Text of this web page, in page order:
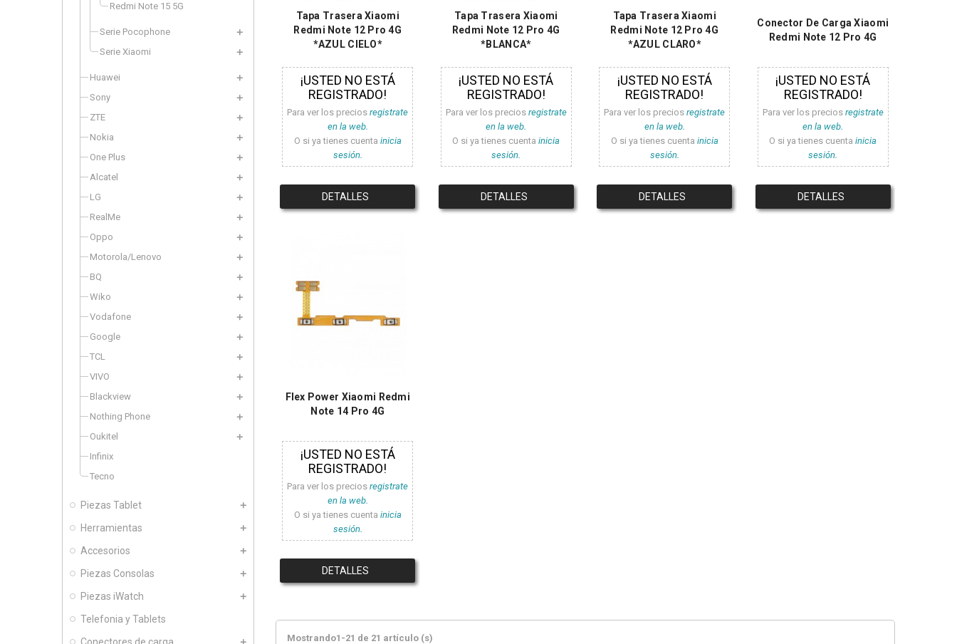
Redmi Note 15 5G
Serie Pocophone
Serie Xiaomi
Huawei
Sony
ZTE
Nokia
One Plus
Alcatel
LG
RealMe
Oppo
Motorola/Lenovo
BQ
Wiko
Vodafone
Google
TCL
VIVO
Blackview
Nothing Phone
Oukitel
Infinix
Tecno
Piezas Tablet
Herramientas
Accesorios
Piezas Consolas
Piezas iWatch
Telefonia y Tablets
Tapa Trasera Xiaomi
Redmi Note 12 Pro 4G
*AZUL CIELO*
¡USTED NO ESTÁ
REGISTRADO!
Para ver los preciosregistrate
en la web.
O si ya tienes cuenta inicia
sesión.
DETALLES
Tapa Trasera Xiaomi
Redmi Note 12 Pro 4G
*BLANCA*
¡USTED NO ESTÁ
REGISTRADO!
Para ver los precios registrate
en la web.
O si ya tienes cuentainicia
sesión.
DETALLES
Tapa Trasera Xiaomi
Redmi Note 12 Pro 4G
*AZUL CLARO*
¡USTED NO ESTÁ
REGISTRADO!
Para ver los preciosregistrate
en la web.
O si ya tienes cuenta inicia
sesión.
DETALLES
Conector De Carga Xiaomi
Redmi Note 12 Pro 4G
¡USTED NO ESTÁ
REGISTRADO!
Para ver los precios registrate
en la web.
O si ya tienes cuentainicia
sesión.
DETALLES
Flex Power Xiaomi Redmi
Note 14 Pro 4G
¡USTED NO ESTÁ
REGISTRADO!
Para ver los preciosregistrate
en la web.
O si ya tienes cuenta inicia
sesión.
DETALLES
Mostrando1-21 de 21 artículo (s)